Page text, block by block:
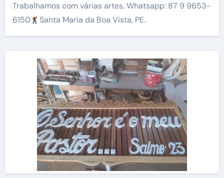
Trabalhamos com várias artes. Whatsapp: 87 9 9653-
6150
Santa Maria da Boa Vista, PE.